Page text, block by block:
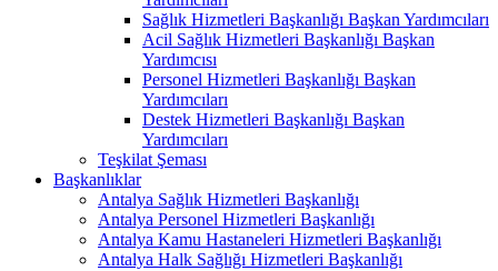
Sağlık Hizmetleri Başkanlığı Başkan Yardımcıları
Acil Sağlık Hizmetleri Başkanlığı Başkan
Yardımcısı
Personel Hizmetleri Başkanlığı Başkan
Yardımcıları
Destek Hizmetleri Başkanlığı Başkan
Yardımcıları
Teşkilat Şeması
Başkanlıklar
Antalya Sağlık Hizmetleri Başkanlığı
Antalya Personel Hizmetleri Başkanlığı
Antalya Kamu Hastaneleri Hizmetleri Başkanlığı
Antalya Halk Sağlığı Hizmetleri Başkanlığı